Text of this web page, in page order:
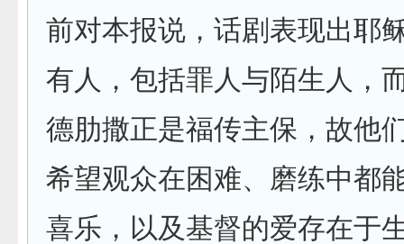
前对本报说，话剧表现出耶
有人，包括罪人与陌生人，
德肋撒正是福传主保，故他
希望观众在困难、磨练中都
喜乐，以及基督的爱存在于